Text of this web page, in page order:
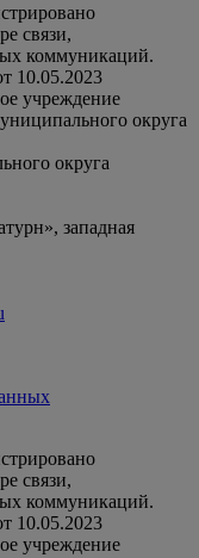
связи,
коммуникаций.
10.05.2023
учреждение
округа
округа
западная
связи,
коммуникаций.
10.05.2023
учреждение